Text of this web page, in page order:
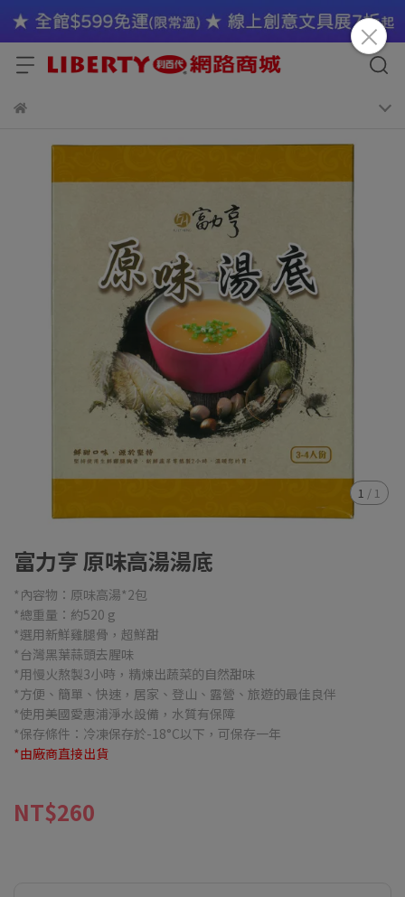
1 / 1
富力亨 原味高湯湯底
*內容物：原味高湯*2包
*總重量：約520 g
*選用新鮮雞腿骨，超鮮甜
*台灣黑葉蒜頭去腥味
*用慢火熬製3小時，精煉出蔬菜的自然甜味
*方便、簡單、快速，居家、登山、露營、旅遊的最佳良伴
*使用美國愛惠浦淨水設備，水質有保障
*保存條件：冷凍保存於-18°C以下，可保存一年
*由廠商直接出貨
NT$260